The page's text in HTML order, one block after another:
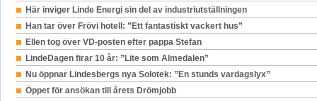
Här inviger Linde Energi sin del av industriutställningen
Han tar över Frövi hotell: ”Ett fantastiskt vackert hus”
Ellen tog över VD-posten efter pappa Stefan
LindeDagen firar 10 år: ”Lite som Almedalen”
Nu öppnar Lindesbergs nya Solotek: ”En stunds vardagslyx”
Öppet för ansökan till årets Drömjobb